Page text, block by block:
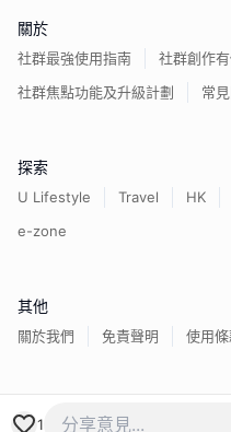
1
關於
社群最強使用指南
社群創作
社群焦點功能及升級計劃
常
探索
U Lifestyle Travel HK
e-zone
其他
關於我們 免責聲明 使用
香港經濟日報版權所有©